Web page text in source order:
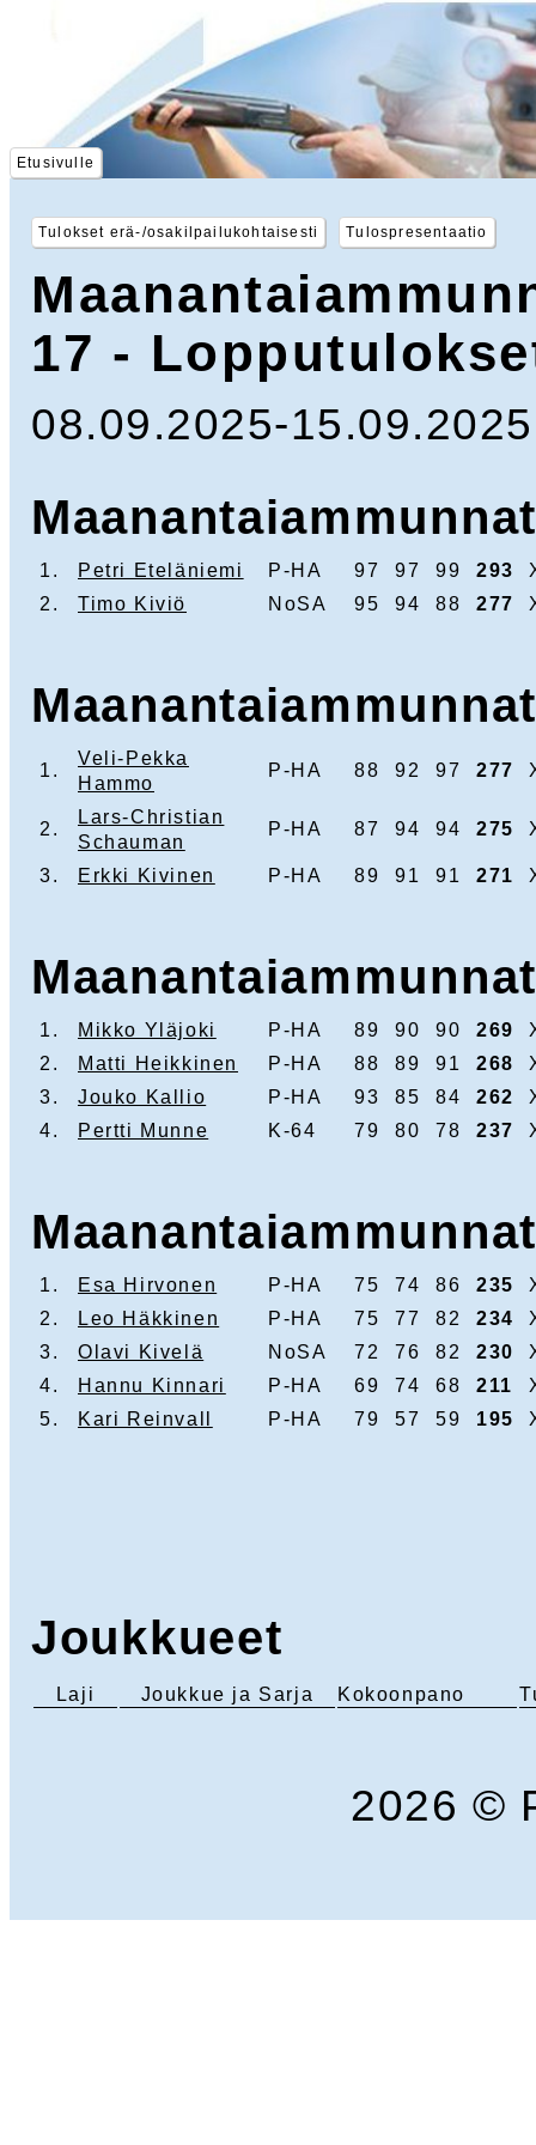
Etusivulle
Tulokset erä-/osakilpailukohtaisesti Tulospresentaatio
17 -
08.09.2025-
1. Petri Eteläniemi P-HA 97 97 99 293
2.
Timo Kiviö NoSA 95 94 88 277
1.
Veli-Pekka
Hammo
P-HA 88 92 97 277
2.
Lars-Christian
Schauman
P-HA 87 94 94 275
3. Erkki Kivinen P-HA 89 91 91 271
1. Mikko Yläjoki P-HA 89 90 90 269
2.
Matti Heikkinen P-HA 88 89 91 268
3.
Jouko Kallio P-HA 93 85 84 262
4.
Pertti Munne K-64 79 80 78 237
1. Esa Hirvonen P-HA 75 74 86 235
2.
Leo Häkkinen P-HA 75 77 82 234
3.
Olavi Kivelä NoSA 72 76 82 230
4.
Hannu Kinnari P-HA 69 74 68 211
5.
Kari Reinvall P-HA 79 57 59 195
Joukkueet
Laji Joukkue ja Sarja Kokoonpano
2026 ©